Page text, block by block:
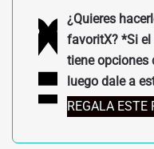
cantidad
¿Quieres
favoritX? *Si
tiene opciones
luego dale a
REGALA ESTE